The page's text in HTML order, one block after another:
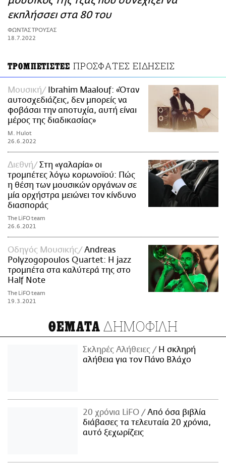
ΑΜΠΑ
PRINT
εκπλήσσει στα 80 του
ΦΩΝΤΑΣ ΤΡΟΥΣΑΣ
18.7.2022
ΤΡΟΜΠΕΤΙΣΤΕΣ ΠΡΟΣΦΑΤΕΣ ΕΙΔΗΣΕΙΣ
Μουσική
Ibrahim Maalouf: «Όταν
αυτοσχεδιάζεις, δεν μπορείς να
φοβάσαι την αποτυχία, αυτή είναι
μέρος της διαδικασίας»
M. Hulot
26.6.2022
Διεθνή
Στη «γαλαρία» οι
τρομπέτες λόγω κορωνοϊού: Πώς
η θέση των μουσικών οργάνων σε
μία ορχήστρα μειώνει τον κίνδυνο
διασπoράς
The LiFO team
26.6.2021
Οδηγός Μουσικής
Andreas
Polyzogopoulos Quartet: Η jazz
τρομπέτα στα καλύτερά της στο
Half Note
The LiFO team
19.3.2021
ΘΕΜΑΤΑ ΔΗΜΟΦΙΛΗ
Σκληρές Αλήθειες
H σκληρή
αλήθεια για τον Πάνο Βλάχο
20 χρόνια LiFO
Από όσα βιβλία
διάβασες τα τελευταία 20 χρόνια,
αυτό ξεχωρίζεις